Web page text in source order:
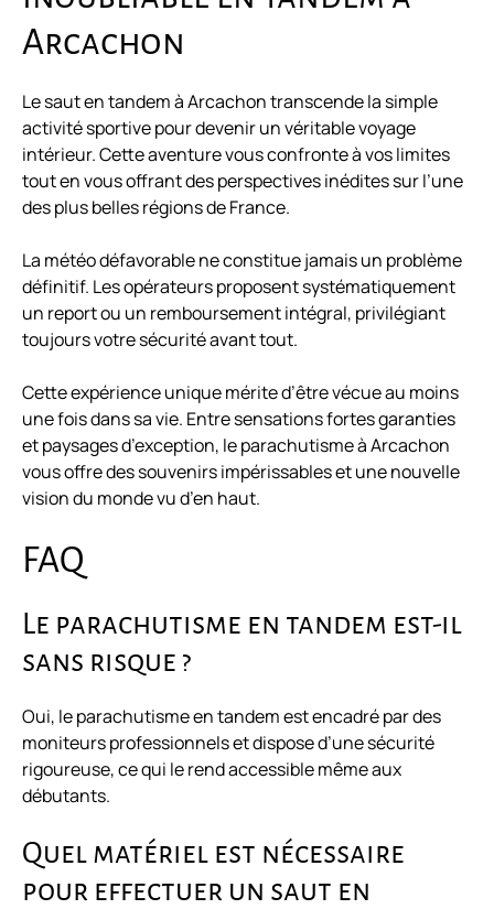
Arcachon
Le saut en tandem à Arcachon transcende la simple
activité sportive pour devenir un véritable voyage
intérieur. Cette aventure vous confronte à vos limites
tout en vous offrant des perspectives inédites sur l’une
des plus belles régions de France.
La météo défavorable ne constitue jamais un problème
définitif. Les opérateurs proposent systématiquement
un report ou un remboursement intégral, privilégiant
toujours votre sécurité avant tout.
Cette expérience unique mérite d’être vécue au moins
une fois dans sa vie. Entre sensations fortes garanties
et paysages d’exception, le parachutisme à Arcachon
vous offre des souvenirs impérissables et une nouvelle
vision du monde vu d’en haut.
FAQ
Le parachutisme en tandem est-il
sans risque ?
Oui, le parachutisme en tandem est encadré par des
moniteurs professionnels et dispose d’une sécurité
rigoureuse, ce qui le rend accessible même aux
débutants.
Quel matériel est nécessaire
pour effectuer un saut en